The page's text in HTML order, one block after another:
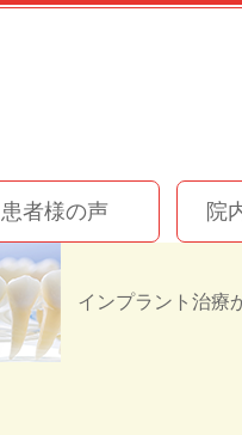
患者様の声 院